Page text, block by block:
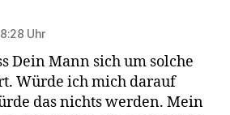
Uhr
Dein Mann sich um solche
Würde ich mich darauf
das nichts werden. Mein